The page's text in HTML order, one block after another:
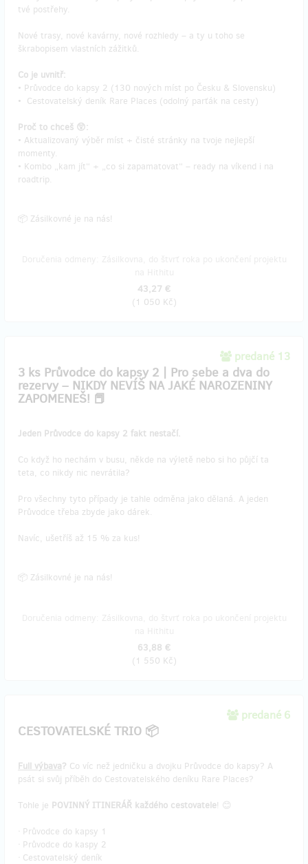
tvé postřehy.
Nové trasy, nové kavárny, nové rozhledy – a ty u toho se
škrabopisem vlastních zážitků.
Co je uvnitř:
• Průvodce do kapsy 2 (130 nových míst po Česku & Slovensku)
• Cestovatelský deník Rare Places (odolný parťák na cesty)
Proč to chceš 😲:
• Aktualizovaný výběr míst + čisté stránky na tvoje nejlepší
momenty.
• Kombo „kam jít“ + „co si zapamatovat“ – ready na víkend i na
roadtrip.
📦 Zásilkovné je na nás!
43,27 €
(1 050 Kč)
predané 13
3 ks Průvodce do kapsy 2 | Pro sebe a dva do
rezervy – NIKDY NEVÍŠ NA JAKÉ NAROZENINY
ZAPOMENEŠ! 📕
Jeden Průvodce do kapsy 2 fakt nestačí.
Co když ho nechám v busu, někde na výletě nebo si ho půjčí ta
teta, co nikdy nic nevrátila?
Pro všechny tyto případy je tahle odměna jako dělaná. A jeden
Průvodce třeba zbyde jako dárek.
Navíc, ušetříš až 15 % za kus!
📦 Zásilkovné je na nás!
63,88 €
(1 550 Kč)
predané 6
CESTOVATELSKÉ TRIO 📦
Full výbava? Co víc než jedničku a dvojku Průvodce do kapsy? A
psát si svůj příběh do Cestovatelského deníku Rare Places?
Tohle je POVINNÝ ITINERÁŘ každého cestovatele! 😊
ᐧ Průvodce do kapsy 1
ᐧ Průvodce do kaspy 2
ᐧ Cestovatelský deník